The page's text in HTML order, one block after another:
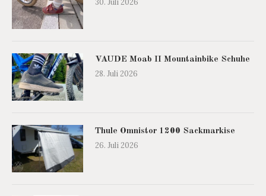
30. Juli 2026
VAUDE Moab II Mountainbike Schuhe
28. Juli 2026
Thule Omnistor 1200 Sackmarkise
26. Juli 2026